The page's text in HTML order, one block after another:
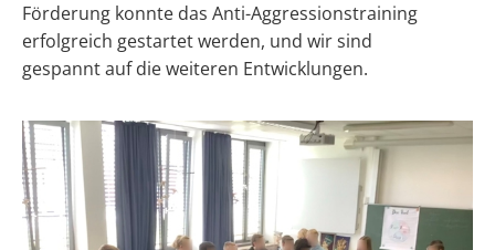
Förderung konnte das Anti-Aggressionstraining
erfolgreich gestartet werden, und wir sind
gespannt auf die weiteren Entwicklungen.